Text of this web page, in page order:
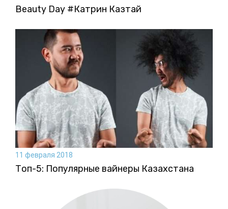
Beauty Day #Катрин Казтай
11 февраля 2018
Топ-5: Популярные вайнеры Казахстана